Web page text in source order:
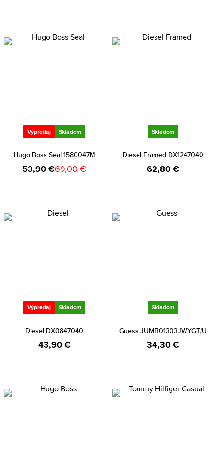
Výpredaj Skladom
Hugo Boss Seal 1580047M
53,90 €69,00 €
Skladom
Diesel Framed DX1247040
62,80 €
Výpredaj Skladom
Diesel DX0847040
43,90 €
Skladom
Guess JUMB01303JWYGT/U
34,30 €